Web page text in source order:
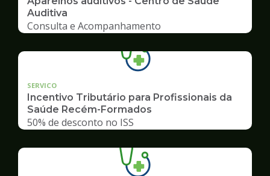
Auditiva
Consulta e Acompanhamento
SERVICO
Incentivo Tributário para Profissionais da
Saúde Recém-Formados
50% de desconto no ISS